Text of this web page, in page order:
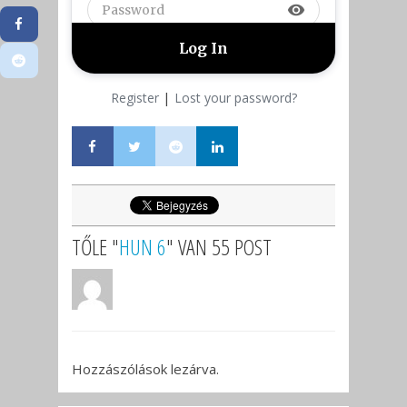
visibility
Register| Lost your password?
TŐLE "HUN 6" VAN 55 POST
Hozzászólások lezárva.